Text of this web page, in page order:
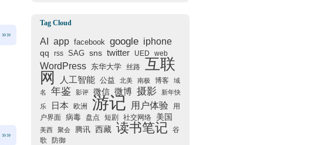
»»
»»
Tag Cloud
AI app facebook google iphone
qq rss SAG sns twitter UED web
WordPress 东华大学 丝路 互联
网
人工智能 公益 北美 南极 博客
域
名
年鉴 影评 微信 微博 摄影
新年快
乐
日本 欧洲 游记 用户体验
用
户界面
病毒 盘点 短剧 社交网络 美国
美西 聚会 腾讯 西藏 读书笔记
谷
歌
防御